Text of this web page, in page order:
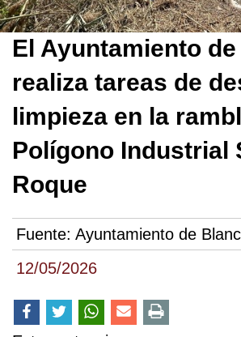
12/05/2026
El Ayuntamiento
realiza tareas de
limpieza en la
Polígono Industrial
Roque
Fuente: Ayuntamiento de